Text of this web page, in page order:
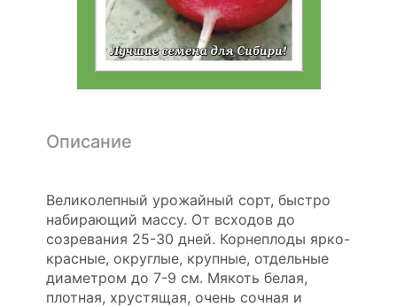
Описание
Великолепный урожайный сорт, быстро
набирающий массу. От всходов до
созревания 25-30 дней. Корнеплоды ярко-
красные, округлые, крупные, отдельные
диаметром до 7-9 см. Мякоть белая,
плотная, хрустящая, очень сочная и